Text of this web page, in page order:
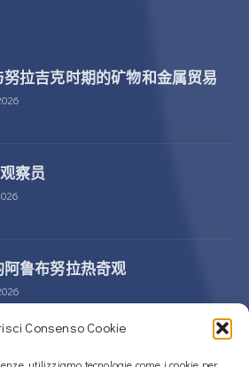
Consenso Cookie
拉吉克时期的矿物和金属贸易
察员
阿鲁布努拉热奇观